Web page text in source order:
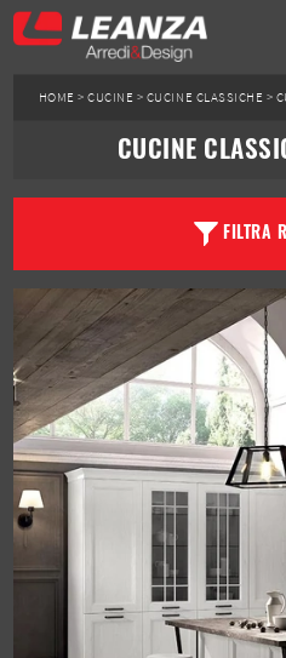
HOME >CUCINE > CUCINE CLASSICHE >
CUCINE
FILTRA